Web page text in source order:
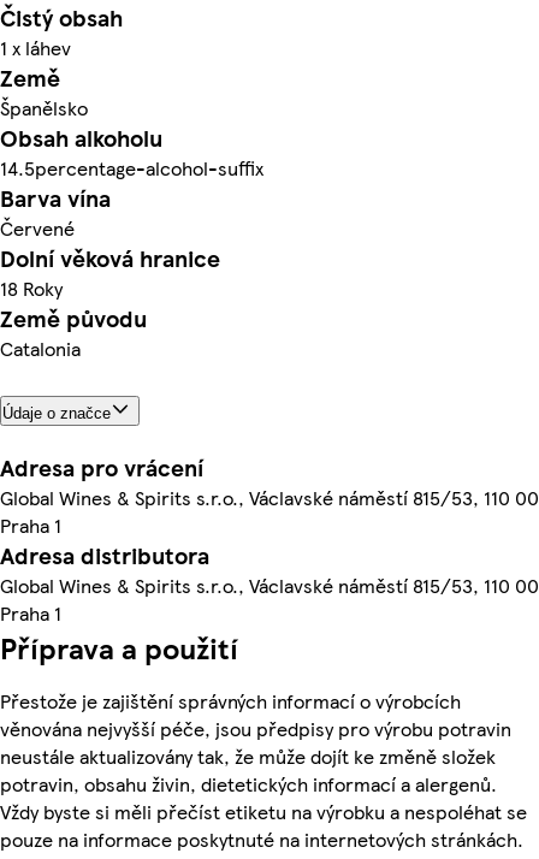
Čistý obsah
1 x láhev
Země
Španělsko
Obsah alkoholu
14.5percentage-alcohol-suffix
Barva vína
Červené
Dolní věková hranice
18 Roky
Země původu
Catalonia
Údaje o značce
Adresa pro vrácení
Global Wines & Spirits s.r.o., Václavské náměstí 815/53, 110 00
Praha 1
Adresa distributora
Global Wines & Spirits s.r.o., Václavské náměstí 815/53, 110 00
Praha 1
Příprava a použití
Přestože je zajištění správných informací o výrobcích
věnována nejvyšší péče, jsou předpisy pro výrobu potravin
neustále aktualizovány tak, že může dojít ke změně složek
potravin, obsahu živin, dietetických informací a alergenů.
Vždy byste si měli přečíst etiketu na výrobku a nespoléhat se
pouze na informace poskytnuté na internetových stránkách.